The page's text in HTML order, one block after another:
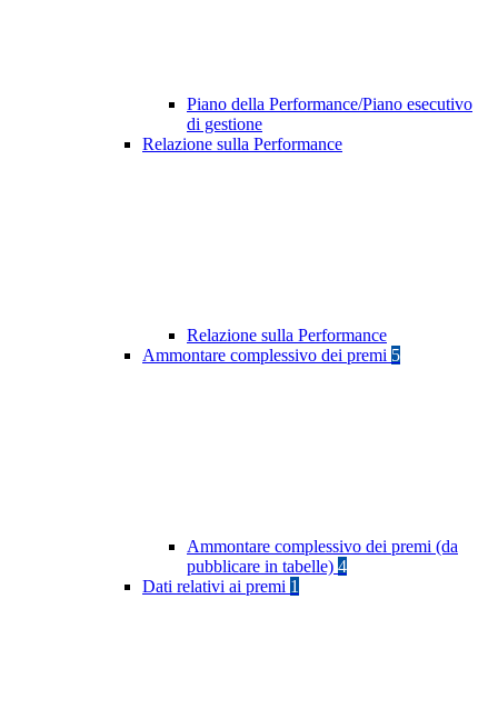
Piano della Performance/Piano esecutivo
di gestione
Relazione sulla Performance
Relazione sulla Performance
Ammontare complessivo dei premi 5
Ammontare complessivo dei premi (da
pubblicare in tabelle) 4
Dati relativi ai premi 1